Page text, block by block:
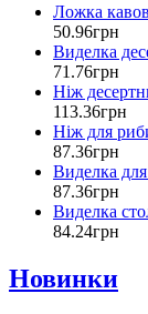
Ложка
50.96грн
Виделка
71 .76грн
Ніж
113.36грн
Ніж для
87.36грн
Виделка
87.36грн
Виделка
84.24грн
Новинки